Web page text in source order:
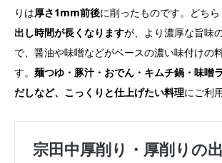
りは厚さ1mm前後に削ったものです。どちら
出し時間が長くなりますが、より濃厚な旨味
で、醤油や味噌などがベースの濃い味付けの
す。 麺つゆ・豚汁・おでん・キムチ鍋・味噌
だしなど、こっくりと仕上げたい料理にご利